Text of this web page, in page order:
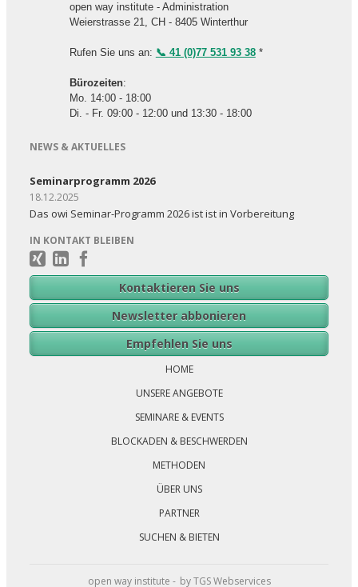
open way institute - Administration
Weierstrasse 21, CH - 8405 Winterthur
Rufen Sie uns an: 📞 41 (0)77 531 93 38*
Bürozeiten:
Mo. 14:00 - 18:00
Di. - Fr. 09:00 - 12:00 und 13:30 - 18:00
NEWS & AKTUELLES
Seminarprogramm 2026
18.12.2025
Das owi Seminar-Programm 2026 ist ist in Vorbereitung
IN KONTAKT BLEIBEN
Kontaktieren Sie uns
Newsletter abbonieren
Empfehlen Sie uns
Navigation
überspringen
HOME
UNSERE ANGEBOTE
SEMINARE & EVENTS
BLOCKADEN & BESCHWERDEN
METHODEN
ÜBER UNS
PARTNER
SUCHEN & BIETEN
open way institute - by TGS Webservices